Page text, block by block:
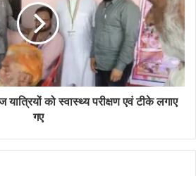
को स्वास्थ्य परीक्षण एवं टीके लगाए
गए